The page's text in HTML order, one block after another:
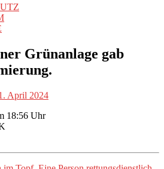
Grünanlage gab
April 2024
18:56 Uhr